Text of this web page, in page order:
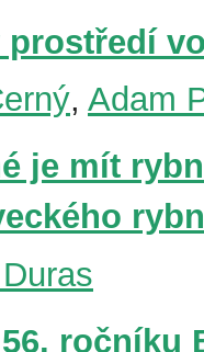
, Adam
je mít
ročníku